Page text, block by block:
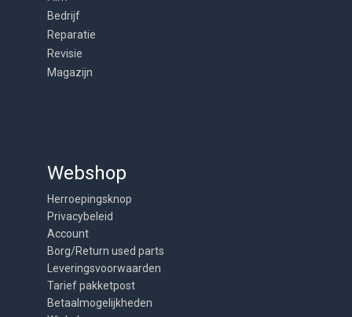
Bedrijf
Reparatie
Revisie
Magazijn
Webshop
Herroepingsknop
Privacybeleid
Account
Borg/Return used parts
Leveringsvoorwaarden
Tarief pakketpost
Betaalmogelijkheden